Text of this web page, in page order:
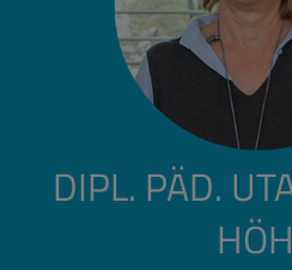
DIPL. PÄD.